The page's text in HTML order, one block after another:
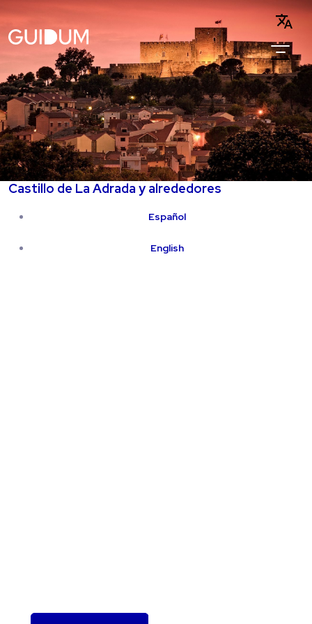
Castillo de La Adrada y alrededores
Español
English